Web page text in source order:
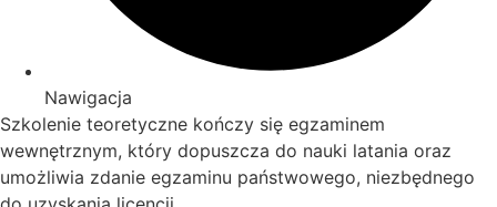
Nawigacja
Szkolenie teoretyczne kończy się egzaminem
wewnętrznym, który dopuszcza do nauki latania oraz
umożliwia zdanie egzaminu państwowego, niezbędnego